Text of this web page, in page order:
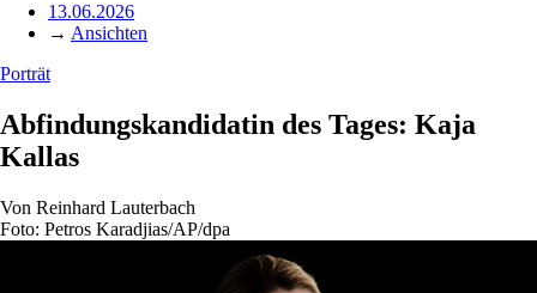
13.06.2026
→ Ansichten
Porträt
Abfindungskandidatin des Tages: Kaja
Kallas
Von Reinhard Lauterbach
Foto: Petros Karadjias/AP/dpa